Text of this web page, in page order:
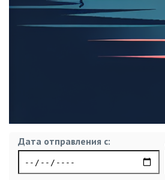
Дата отправления с: